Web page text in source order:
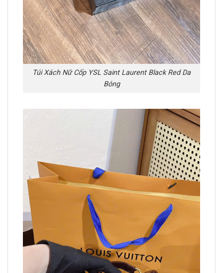
Túi Xách Nữ Cốp YSL Saint Laurent Black Red Da
Bóng